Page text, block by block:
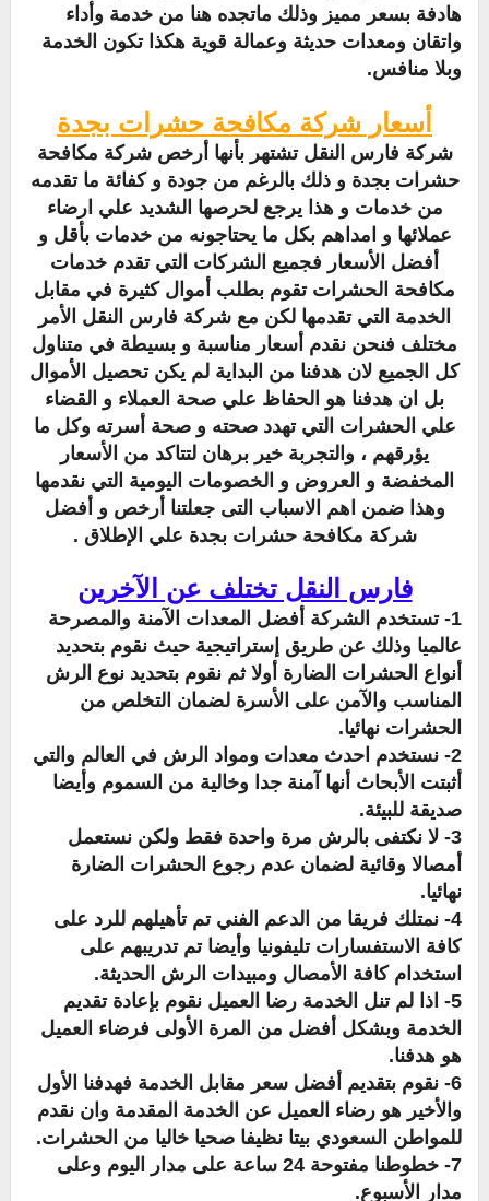
هادفة بسعر مميز وذلك ماتجده هنا من خدمة وأداء
واتقان ومعدات حديثة وعمالة قوية هكذا تكون الخدمة
وبلا منافس.
أسعار شركة مكافحة حشرات بجدة
شركة فارس النقل تشتهر بأنها أرخص شركة مكافحة
حشرات بجدة و ذلك بالرغم من جودة و كفائة ما تقدمه
من خدمات و هذا يرجع لحرصها الشديد علي ارضاء
عملائها و امداهم بكل ما يحتاجونه من خدمات بأقل و
أفضل الأسعار فجميع الشركات التي تقدم خدمات
مكافحة الحشرات تقوم بطلب أموال كثيرة في مقابل
الخدمة التي تقدمها لكن مع شركة فارس النقل الأمر
مختلف فنحن نقدم أسعار مناسبة و بسيطة في متناول
كل الجميع لان هدفنا من البداية لم يكن تحصيل الأموال
بل ان هدفنا هو الحفاظ علي صحة العملاء و القضاء
علي الحشرات التي تهدد صحته و صحة أسرته وكل ما
يؤرقهم ، والتجربة خير برهان لتتاكد من الأسعار
المخفضة و العروض و الخصومات اليومية التي نقدمها
وهذا ضمن اهم الاسباب التى جعلتنا أرخص و أفضل
شركة مكافحة حشرات بجدة علي الإطلاق .
فارس النقل تختلف عن الآخرين
1- تستخدم الشركة أفضل المعدات الآمنة والمصرحة
عالميا وذلك عن طريق إستراتيجية حيث نقوم بتحديد
أنواع الحشرات الضارة أولا ثم نقوم بتحديد نوع الرش
المناسب والآمن على الأسرة لضمان التخلص من
الحشرات نهائيا.
2- نستخدم احدث معدات ومواد الرش في العالم والتي
أثبتت الأبحاث أنها آمنة جدا وخالية من السموم وأيضا
صديقة للبيئة.
3- لا نكتفى بالرش مرة واحدة فقط ولكن نستعمل
أمصالا وقائية لضمان عدم رجوع الحشرات الضارة
نهائيا.
4- نمتلك فريقا من الدعم الفني تم تأهيلهم للرد على
كافة الاستفسارات تليفونيا وأيضا تم تدريبهم على
استخدام كافة الأمصال ومبيدات الرش الحديثة.
5- اذا لم تنل الخدمة رضا العميل نقوم بإعادة تقديم
الخدمة وبشكل أفضل من المرة الأولى فرضاء العميل
هو هدفنا.
6- نقوم بتقديم أفضل سعر مقابل الخدمة فهدفنا الأول
والأخير هو رضاء العميل عن الخدمة المقدمة وان نقدم
للمواطن السعودي بيتا نظيفا صحيا خاليا من الحشرات.
7- خطوطنا مفتوحة 24 ساعة على مدار اليوم وعلى
مدار الأسبوع.